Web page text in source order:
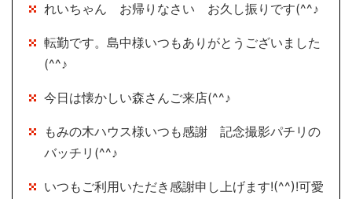
れいちゃん お帰りなさい お久し振りです(^^♪
転勤です。島中様いつもありがとうございました
(^^♪
今日は懐かしい森さんご来店(^^♪
もみの木ハウス様いつも感謝 記念撮影パチリの
バッチリ(^^♪
いつもご利用いただき感謝申し上げます!(^^)!可愛